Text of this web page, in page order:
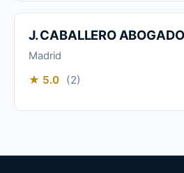
J. CABALLERO
Madrid
★ 5.0 (2)